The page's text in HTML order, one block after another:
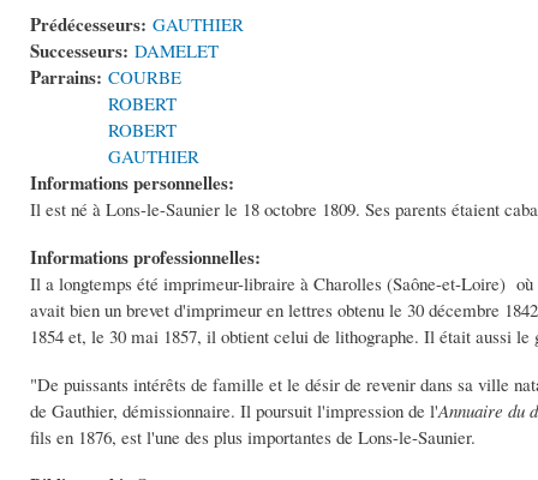
Prédécesseurs: GAUTHIER
Successeurs: DAMELET
Parrains: COURBE
ROBERT
ROBERT
GAUTHIER
Informations personnelles:
Il est né à Lons-le-Saunier le 18 octobre 1809. Ses parents étaient
Informations professionnelles:
Il a longtemps été imprimeur-libraire à Charolles (Saône-et-Loire)
avait bien un brevet d'imprimeur en lettres obtenu le 30 décembre
1854 et, le 30 mai 1857, il obtient celui de lithographe. Il était aussi le
"De puissants intérêts de famille et le désir de revenir dans sa ville
de Gauthier, démissionnaire. Il poursuit l'impression de l'Annuaire du
fils en 1876, est l'une des plus importantes de Lons-le-Saunier.